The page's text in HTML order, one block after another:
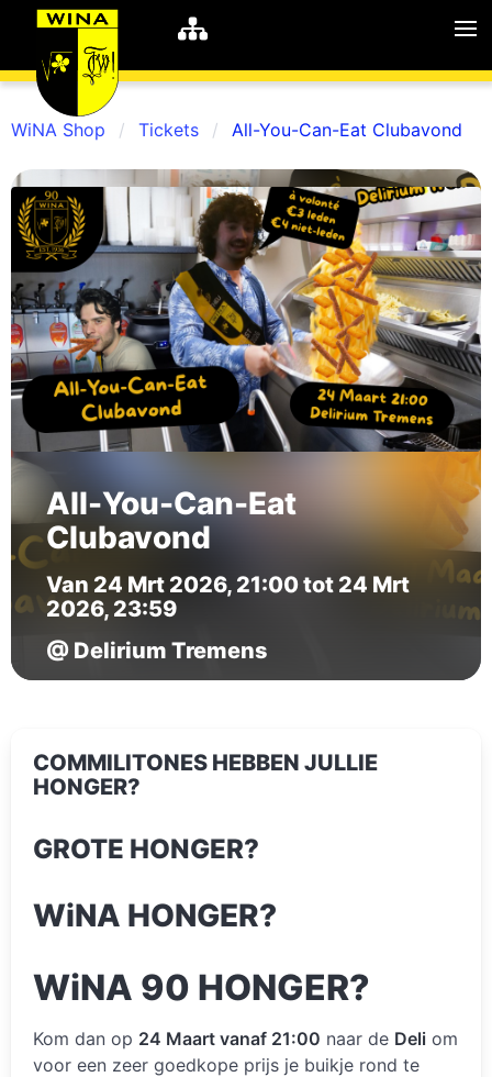
WiNA MyWiNA
Shop
Studie
Home
Schachten
WiNA Shop Tickets All-You-Can-Eat Clubavond
All-You-Can-Eat
Clubavond
Van 24 Mrt 2026, 21:00 tot 24 Mrt
2026, 23:59
@ Delirium Tremens
COMMILITONES HEBBEN JULLIE
HONGER?
GROTE HONGER?
WiNA HONGER?
WiNA 90 HONGER?
Kom dan op 24 Maart vanaf 21:00 naar de Deli om
voor een zeer goedkope prijs je buikje rond te